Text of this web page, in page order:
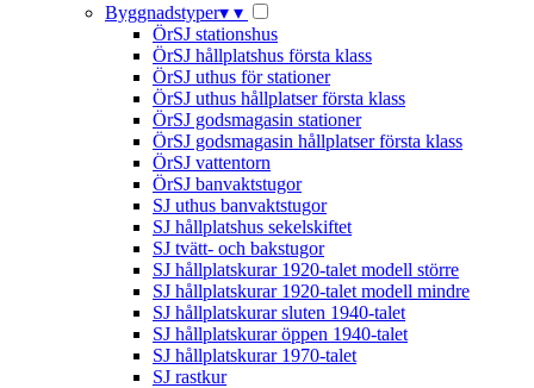
Byggnadstyper▾ ▾
ÖrSJ stationshus
ÖrSJ hållplatshus första klass
ÖrSJ uthus för stationer
ÖrSJ uthus hållplatser första klass
ÖrSJ godsmagasin stationer
ÖrSJ godsmagasin hållplatser första klass
ÖrSJ vattentorn
ÖrSJ banvaktstugor
SJ uthus banvaktstugor
SJ hållplatshus sekelskiftet
SJ tvätt- och bakstugor
SJ hållplatskurar 1920-talet modell större
SJ hållplatskurar 1920-talet modell mindre
SJ hållplatskurar sluten 1940-talet
SJ hållplatskurar öppen 1940-talet
SJ hållplatskurar 1970-talet
SJ rastkur